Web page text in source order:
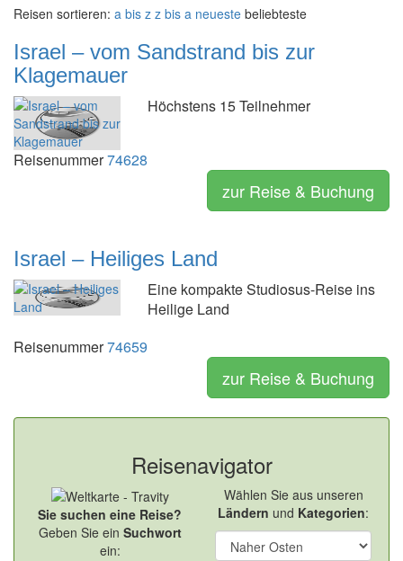
Reisen sortieren: a bis z z bis a neueste beliebteste
Israel – vom Sandstrand bis zur
Klagemauer
Höchstens 15 Teilnehmer
Reisenummer74628
zur Reise & Buchung
Israel – Heiliges Land
Eine kompakte Studiosus-Reise ins
Heilige Land
Reisenummer74659
zur Reise & Buchung
Reisenavigator
Sie suchen eine Reise?
Geben Sie ein Suchwort
ein:
Wählen Sie aus unseren
Ländern und Kategorien: